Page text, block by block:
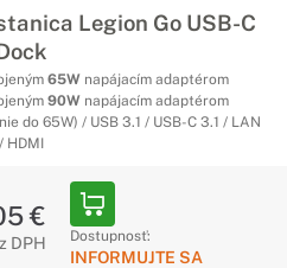
Legion Go USB-C
65Wnapájacím adaptérom
90Wnapájacím adaptérom
do 65W) / USB 3.1 / USB-C 3.1 / LAN
/ HDMI
€
DPH Dostupnosť:
INFORMUJTE SA